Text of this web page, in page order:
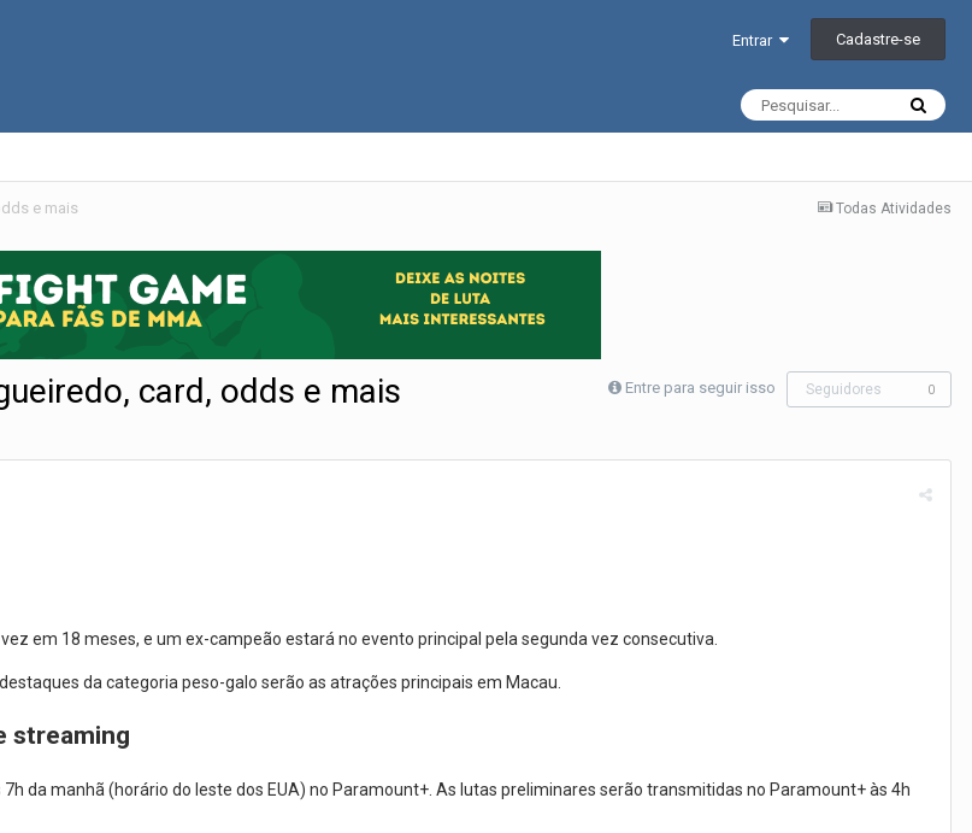
Entrar Cadastre-se
Todas Atividades
e mais
Entre para seguir isso Seguidores 0
card, odds e mais
em 18 meses, e um ex-campeão estará no evento principal pela segunda vez consecutiva.
da categoria peso-galo serão as atrações principais em Macau.
streaming
da manhã (horário do leste dos EUA) no Paramount+. As lutas preliminares serão transmitidas no Paramount+ às 4h